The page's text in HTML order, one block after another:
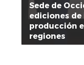
Sede de
ediciones
producción
regiones